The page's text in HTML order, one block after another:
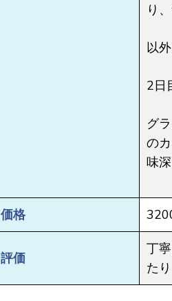
り
以
2日
グ
の
味深
価格
評価
丁
た